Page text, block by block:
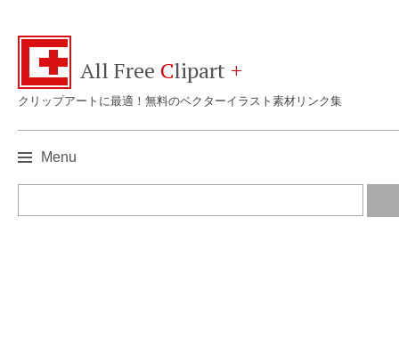
All Free Clipart +
クリップアートに最適！無料のベクターイラスト素材リンク集
Menu